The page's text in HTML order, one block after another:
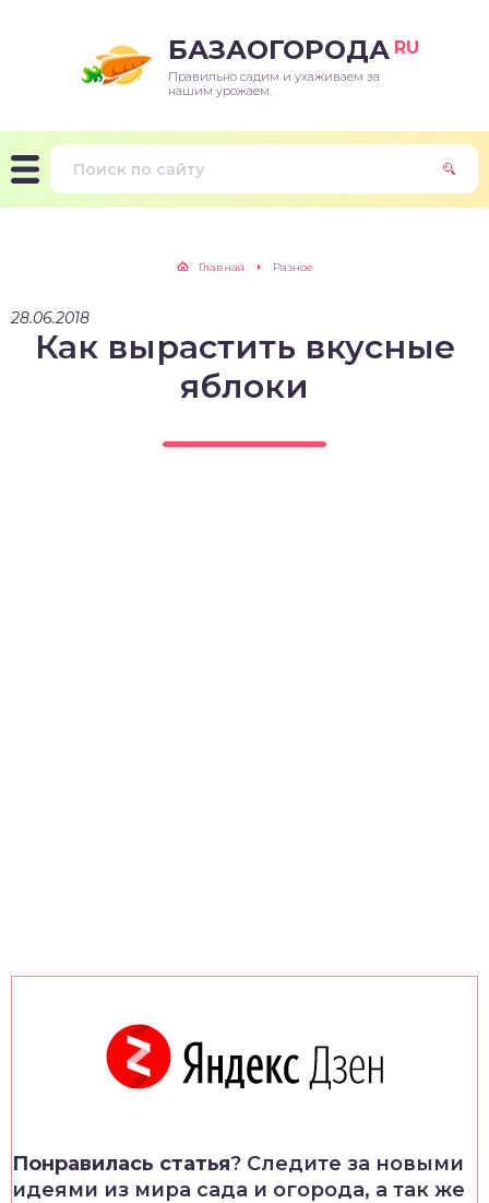
БАЗАОГОРОДА RU
Правильно садим и ухаживаем за
нашим урожаем.
Главная Разное
28.06.2018
Как вырастить вкусные
яблоки
Понравилась статья? Следите за новыми
идеями из мира сада и огорода, а так же